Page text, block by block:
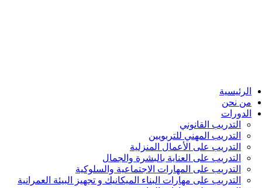
الرئيسية
من نحن
الدورات
التدريب القانوني
التدريب المهني للتربويين
التدريب على الأعمال المنزلية
التدريب على العناية بالبشرة والجمال
التدريب على المهارات الاجتماعية والسلوكية
التدريب على مهارات البناء الميكانيك و تجهيز البيئة العمرانية